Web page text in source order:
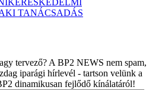
TANÁCSADÁS
tervező? A BP2 NEWS nem spam,
iparági hírlevél - tartson velünk a
dinamikusan fejlődő kínálatáról!